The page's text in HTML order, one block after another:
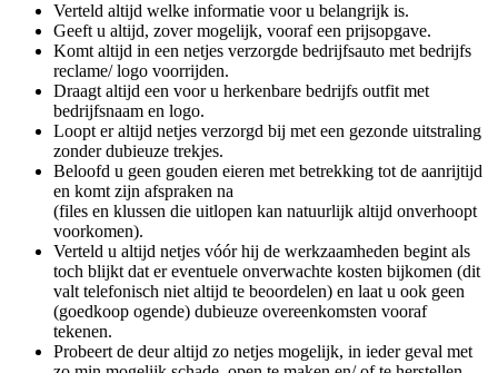
Verteld altijd welke informatie voor u belangrijk is.
Geeft u altijd, zover mogelijk, vooraf een prijsopgave.
Komt altijd in een netjes verzorgde bedrijfsauto met bedrijfs
reclame/ logo voorrijden.
Draagt altijd een voor u herkenbare bedrijfs outfit met
bedrijfsnaam en logo.
Loopt er altijd netjes verzorgd bij met een gezonde uitstraling
zonder dubieuze trekjes.
Beloofd u geen gouden eieren met betrekking tot de aanrijtijd
en komt zijn afspraken na
(files en klussen die uitlopen kan natuurlijk altijd onverhoopt
voorkomen).
Verteld u altijd netjes vóór hij de werkzaamheden begint als
toch blijkt dat er eventuele onverwachte kosten bijkomen (dit
valt telefonisch niet altijd te beoordelen) en laat u ook geen
(goedkoop ogende) dubieuze overeenkomsten vooraf
tekenen.
Probeert de deur altijd zo netjes mogelijk, in ieder geval met